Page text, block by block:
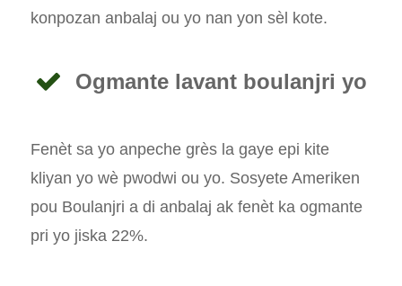
konpozan anbalaj ou yo nan yon sèl kote.
Ogmante lavant boulanjri yo
Fenèt sa yo anpeche grès la gaye epi kite
kliyan yo wè pwodwi ou yo. Sosyete Ameriken
pou Boulanjri a di anbalaj ak fenèt ka ogmante
pri yo jiska 22%.